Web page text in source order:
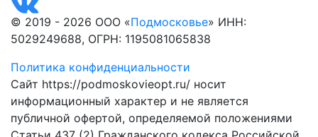
© 2019 - 2026 ООО «Подмосковье» ИНН:
5029249688, ОГРН: 1195081065838
Политика конфиденциальности
Сайт https://podmoskovieopt.ru/ носит
информационный характер и не является
публичной офертой, определяемой положениями